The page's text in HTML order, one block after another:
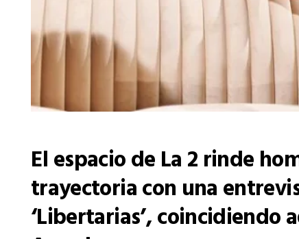
El espacio de La 2 rinde
trayectoria con una
‘Libertarias’,